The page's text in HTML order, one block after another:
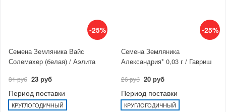
-25%
Семена Земляника Вайс
Солемахер (белая) / Аэлита
31 руб 23 руб
Период поставки
КРУГЛОГОДИЧНЫЙ
-25%
Семена Земляника
Александрия* 0,03 г / Гавриш
26 руб 20 руб
Период поставки
КРУГЛОГОДИЧНЫЙ